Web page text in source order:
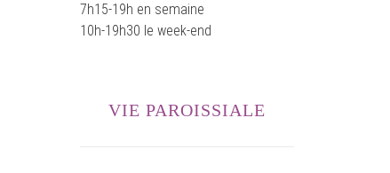
7h15-19h en semaine
10h-19h30 le week-end
VIE PAROISSIALE